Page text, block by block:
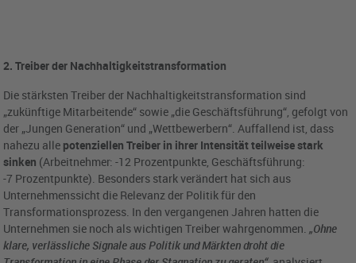
2. Treiber der Nachhaltigkeitstransformation
Die stärksten Treiber der Nachhaltigkeitstransformation sind
„zukünftige Mitarbeitende“ sowie „die Geschäftsführung“, gefolgt von
der „Jungen Generation“ und „Wettbewerbern“. Auffallend ist, dass
nahezu alle potenziellen Treiber in ihrer Intensität teilweise stark
sinken (Arbeitnehmer: -12 Prozentpunkte, Geschäftsführung:
-7 Prozentpunkte). Besonders stark verändert hat sich aus
Unternehmenssicht die Relevanz der Politik für den
Transformationsprozess. In den vergangenen Jahren hatten die
Unternehmen sie noch als wichtigen Treiber wahrgenommen.„Ohne
klare, verlässliche Signale aus Politik und Märkten droht die